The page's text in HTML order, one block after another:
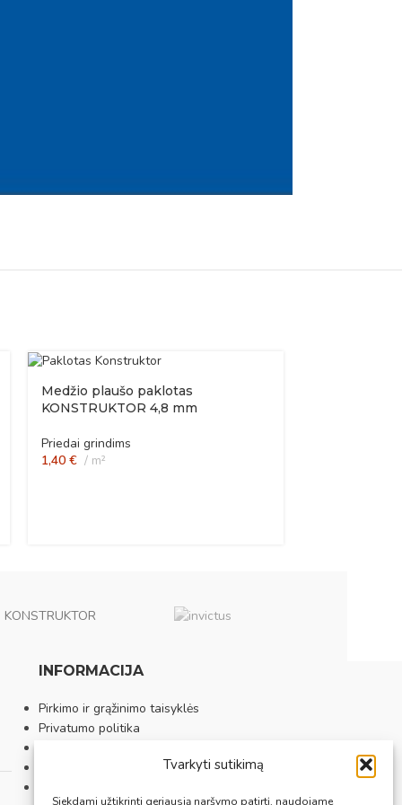
Tvarkyti sutikimą
Siekdami užtikrinti geriausią naršymo patirtį, naudojame
Medžio plaušo paklotas
KONSTRUKTOR 4,8 mm
Priedai grindims
1,40 € m²
KONSTRUKTOR
INFORMACIJA
Pirkimo ir grąžinimo taisyklės
Privatumo politika